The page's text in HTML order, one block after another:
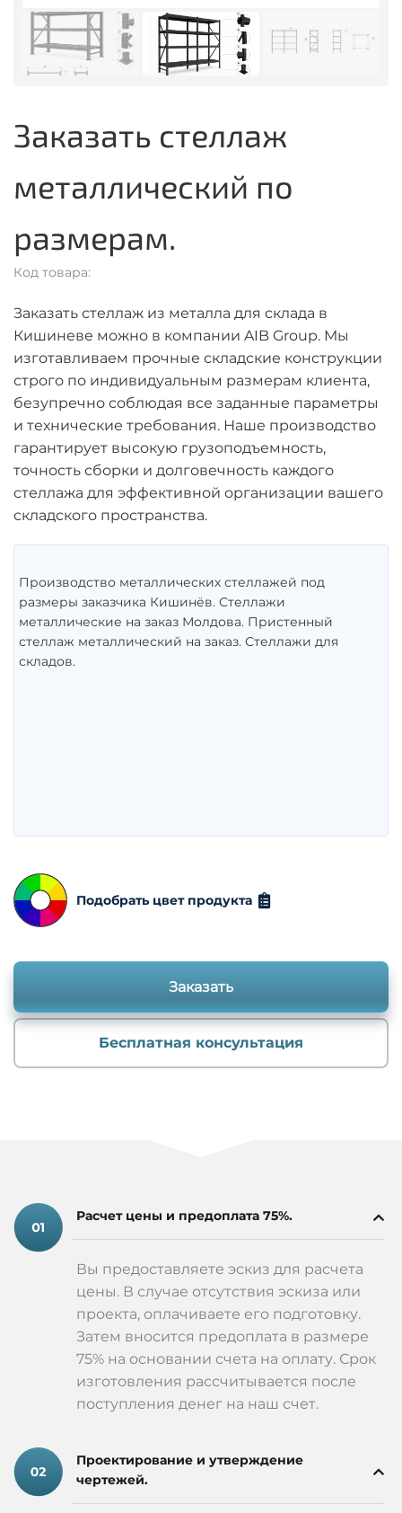
Заказать стеллаж
металлический по
размерам.
Код товара:
Заказать стеллаж из металла для склада в
Кишиневе можно в компании AIB Group. Мы
изготавливаем прочные складские конструкции
строго по индивидуальным размерам клиента,
безупречно соблюдая все заданные параметры
и технические требования. Наше производство
гарантирует высокую грузоподъемность,
точность сборки и долговечность каждого
стеллажа для эффективной организации вашего
складского пространства.
Производство металлических стеллажей под
размеры заказчика Кишинёв. Стеллажи
металлические на заказ Молдова. Пристенный
стеллаж металлический на заказ. Стеллажи для
складов.
Подобрать цвет продукта
Заказать
Бесплатная консультация
Расчет цены и предоплата 75%.
Вы предоставляете эскиз для расчета
цены. В случае отсутствия эскиза или
проекта, оплачиваете его подготовку.
Затем вносится предоплата в размере
75% на основании счета на оплату. Срок
изготовления рассчитывается после
поступления денег на наш счет.
Проектирование и утверждение
чертежей.